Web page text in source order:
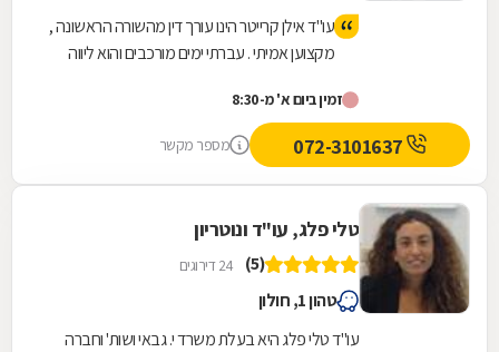
עו"ד אילן קרייטר הינו עורך דין מהשורה הראשונה ,
מקצוען אמיתי . עברתי ימים מורכבים והוא ליווה
מלא במקרה. היה זמין עבורי תמיד גם בשעות לא
שיגרתיות ואפילו בשבת . כל עצה שלו שווה זהב .
נתן לי שקט ורוגע נפשי לעבור ימים מורכבים
וסוערים. אילן תודה מקרב לב ומאחל לך בריאות
ולכל כך הרבה אנשים .
זמין ביום א' מ-8:30
מספר מקשר
טלי פלג, עו"ד ונוטריון
(5) 24 דירוגים
טהון 1, חולון
עו"ד טלי פלג היא בעלת משרד י. גבאי ושות' וחברה